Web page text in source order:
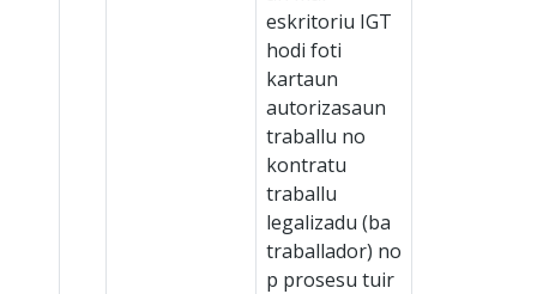
eskritoriu IGT
hodi foti
kartaun
autorizasaun
traballu no
kontratu
traballu
legalizadu (ba
traballador) no
p prosesu tuir